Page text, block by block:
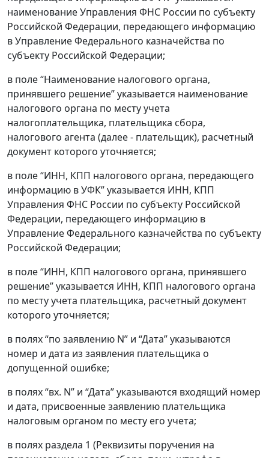
наименование Управления ФНС России по субъекту
Российской Федерации, передающего информацию
в Управление Федерального казначейства по
субъекту Российской Федерации;
в поле “Наименование налогового органа,
принявшего решение” указывается наименование
налогового органа по месту учета
налогоплательщика, плательщика сбора,
налогового агента (далее - плательщик), расчетный
документ которого уточняется;
в поле “ИНН, КПП налогового органа, передающего
информацию в УФК” указывается ИНН, КПП
Управления ФНС России по субъекту Российской
Федерации, передающего информацию в
Управление Федерального казначейства по субъекту
Российской Федерации;
в поле “ИНН, КПП налогового органа, принявшего
решение” указывается ИНН, КПП налогового органа
по месту учета плательщика, расчетный документ
которого уточняется;
в полях “по заявлению N” и “Дата” указываются
номер и дата из заявления плательщика о
допущенной ошибке;
в полях “вх. N” и “Дата” указываются входящий номер
и дата, присвоенные заявлению плательщика
налоговым органом по месту его учета;
в полях раздела 1 (Реквизиты поручения на